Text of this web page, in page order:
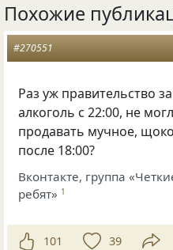
Похожие
#270551
Раз уж правительство
алкоголь с 22:00, не
продавать мучное,
после 18:00?
Вконтакте, группа
ребят» 1
101 39